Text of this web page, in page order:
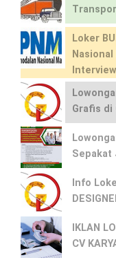
Loker
Interview
Grafis di
Sepakat
Info
IKLAN
CV